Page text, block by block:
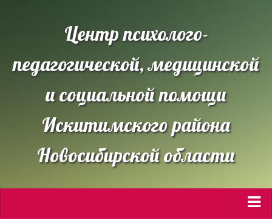
Центр психолого-
педагогической, медицинской
и социальной помощи
Искитимского района
Новосибирской области